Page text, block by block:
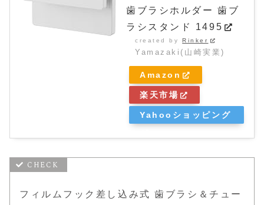
歯ブラシホルダー 歯ブ
ラシスタンド 1495
created byRinker
Yamazaki(山崎実業)
Amazon
楽天市場
Yahooショッピング
フィルムフック差し込み式 歯ブラシ＆チュー